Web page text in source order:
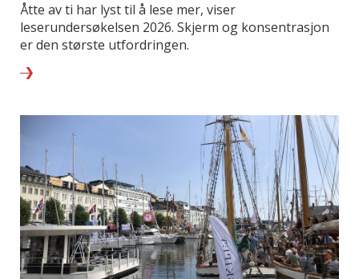
Åtte av ti har lyst til å lese mer, viser
leserundersøkelsen 2026. Skjerm og konsentrasjon
er den største utfordringen.